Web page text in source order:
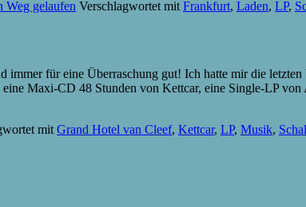
Weg gelaufen Verschlagwortet mit Frankfurt, Laden, LP,
immer für eine Überraschung gut! Ich hatte mir die
eine Maxi-CD 48 Stunden von Kettcar, eine Single-LP
mit Grand Hotel van Cleef, Kettcar, LP, Musik,